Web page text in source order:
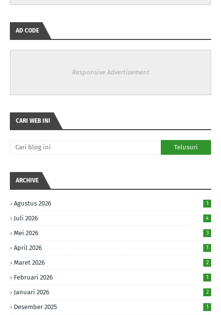
AD CODE
Responsive Advertisement
CARI WEB INI
ARCHIVE
Agustus 2026 1
Juli 2026 4
Mei 2026 3
April 2026 1
Maret 2026 2
Februari 2026 1
Januari 2026 2
Desember 2025 1